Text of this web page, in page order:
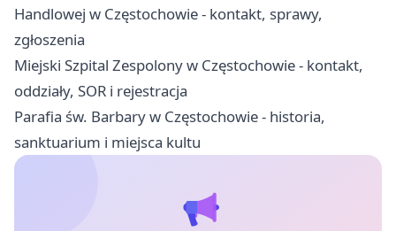
Handlowej w Częstochowie - kontakt, sprawy,
zgłoszenia
Miejski Szpital Zespolony w Częstochowie - kontakt,
oddziały, SOR i rejestracja
Parafia św. Barbary w Częstochowie - historia,
sanktuarium i miejsca kultu